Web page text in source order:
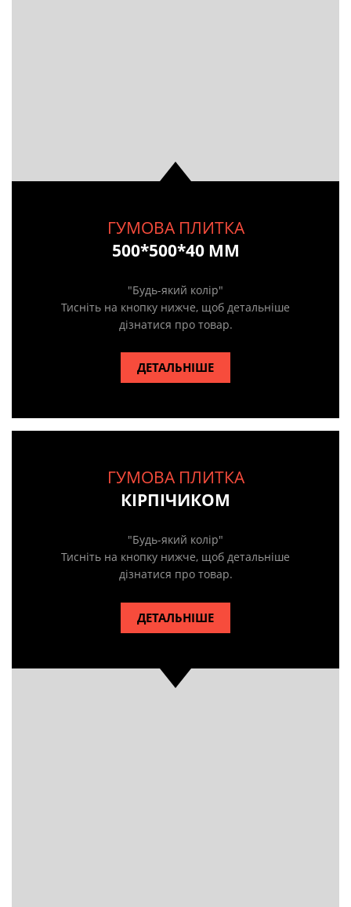
ГУМОВА ПЛИТКА
500*500*40 ММ
"Будь-який колір"
Тисніть на кнопку нижче, щоб детальніше
дізнатися про товар.
ДЕТАЛЬНІШЕ
ГУМОВА ПЛИТКА
КІРПІЧИКОМ
"Будь-який колір"
Тисніть на кнопку нижче, щоб детальніше
дізнатися про товар.
ДЕТАЛЬНІШЕ